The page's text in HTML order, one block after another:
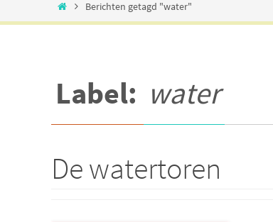
HomeBerichten getagd "water"
Label: water
De watertoren